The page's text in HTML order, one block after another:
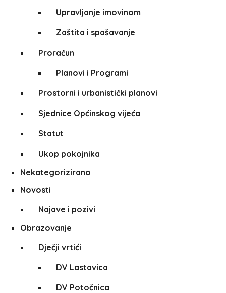
Upravljanje imovinom
Zaštita i spašavanje
Proračun
Planovi i Programi
Prostorni i urbanistički planovi
Sjednice Općinskog vijeća
Statut
Ukop pokojnika
Nekategorizirano
Novosti
Najave i pozivi
Obrazovanje
Dječji vrtići
DV Lastavica
DV Potočnica